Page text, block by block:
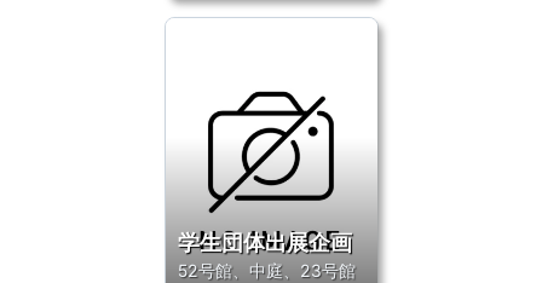
学生団体出展企画
52号館、中庭、23号館